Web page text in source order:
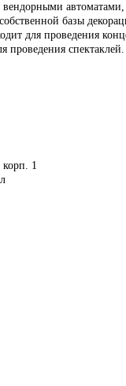
вендорными
базы
для проведения
проведения спектаклей.
корп. 1